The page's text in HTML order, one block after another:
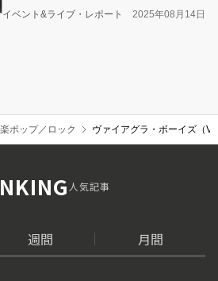
イベント&ライブ・レポート 2025年08月14日
ポップ／ロック ヴァイアグラ・ボーイズ（
人気記事
週間 月間